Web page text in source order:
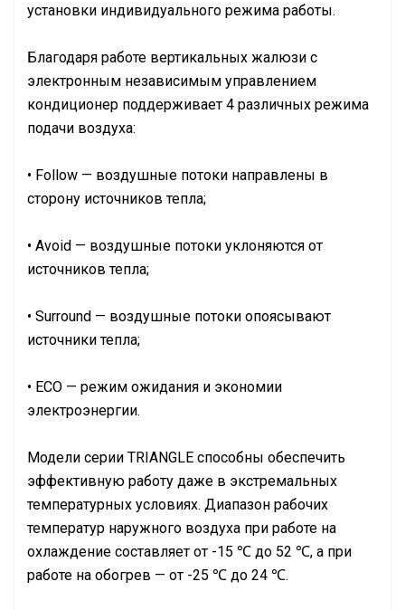
установки индивидуального режима работы.
Благодаря работе вертикальных жалюзи с
электронным независимым управлением
кондиционер поддерживает 4 различных режима
подачи воздуха:
• Follow — воздушные потоки направлены в
сторону источников тепла;
• Avoid — воздушные потоки уклоняются от
источников тепла;
• Surround — воздушные потоки опоясывают
источники тепла;
• ECO — режим ожидания и экономии
электроэнергии.
Модели серии TRIANGLE способны обеспечить
эффективную работу даже в экстремальных
температурных условиях. Диапазон рабочих
температур наружного воздуха при работе на
охлаждение составляет от -15 ℃ до 52 ℃, а при
работе на обогрев — от -25 ℃ до 24 ℃.